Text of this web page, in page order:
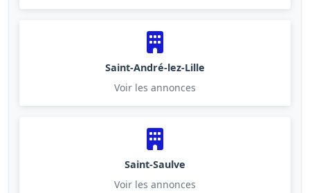
Saint-André-lez-Lille
Voir les annonces
Saint-Saulve
Voir les annonces